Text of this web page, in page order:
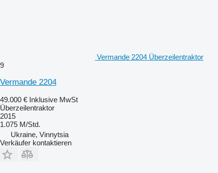
Vermande 2204 Überzeilentraktor
9
Vermande 2204
49.000 € Inklusive MwSt
Überzeilentraktor
2015
1.075 M/Std.
Ukraine, Vinnytsia
Verkäufer kontaktieren